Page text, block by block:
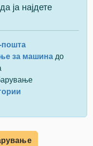
ја најдете
пошта
за машинадо